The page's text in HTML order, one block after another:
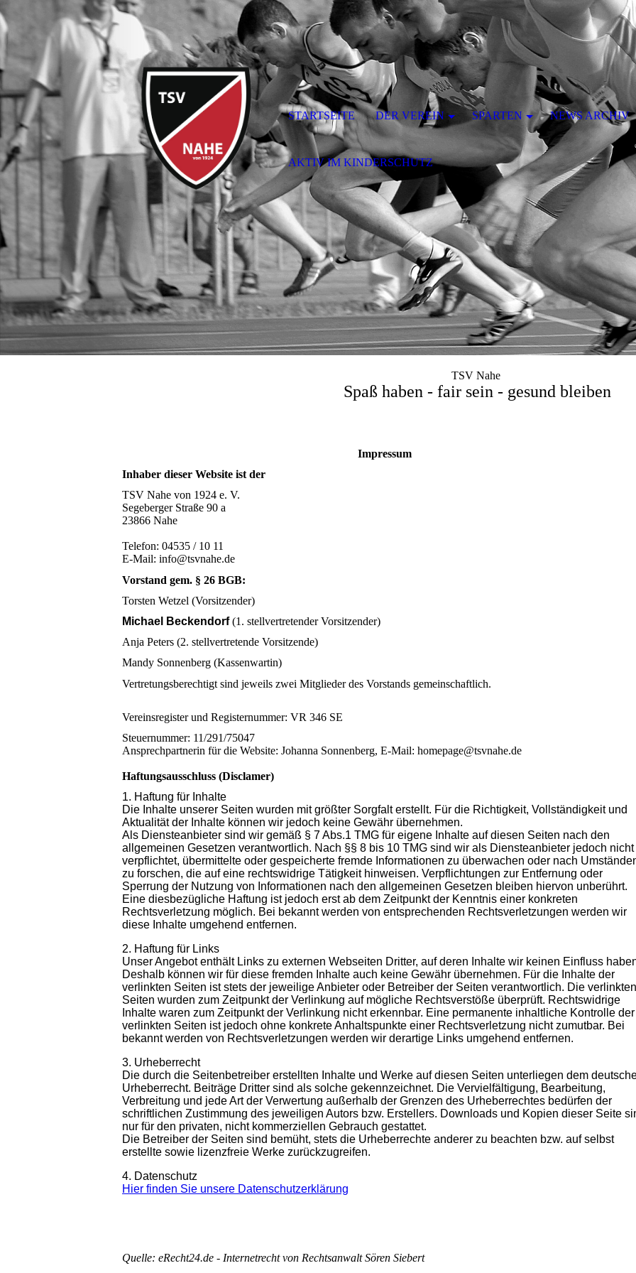
TSV Nahe
Spaß haben - fair sein - gesund bleiben
Impressum
Inhaber dieser Website ist der
TSV Nahe von 1924 e. V.
Segeberger Straße 90 a
23866 Nahe
Telefon: 04535 / 10 11
E-Mail: info@tsvnahe.de
Vorstand gem. § 26 BGB:
Torsten Wetzel (Vorsitzender)
Michael Beckendorf(1. stellvertretender Vorsitzender)
Anja Peters (2. stellvertretende Vorsitzende)
Mandy Sonnenberg (Kassenwartin)
Vertretungsberechtigt sind jeweils zwei Mitglieder des Vorstands gemeinschaftlich.
Vereinsregister und Registernummer: VR 346 SE
Steuernummer: 11/291/75047
Ansprechpartnerin für die Website: Johanna Sonnenberg, E-Mail: homepage@tsvnahe.de
Haftungsausschluss (Disclamer)
1. Haftung für Inhalte
Die Inhalte unserer Seiten wurden mit größter Sorgfalt erstellt. Für die Richtigkeit, Vollständigkeit und
Aktualität der Inhalte können wir jedoch keine Gewähr übernehmen.
Als Diensteanbieter sind wir gemäß § 7 Abs.1 TMG für eigene Inhalte auf diesen Seiten nach den
allgemeinen Gesetzen verantwortlich. Nach §§ 8 bis 10 TMG sind wir als Diensteanbieter jedoch nicht
verpflichtet, übermittelte oder gespeicherte fremde Informationen zu überwachen oder nach
zu forschen, die auf eine rechtswidrige Tätigkeit hinweisen. Verpflichtungen zur Entfernung oder
Sperrung der Nutzung von Informationen nach den allgemeinen Gesetzen bleiben hiervon unberührt.
Eine diesbezügliche Haftung ist jedoch erst ab dem Zeitpunkt der Kenntnis einer konkreten
Rechtsverletzung möglich. Bei bekannt werden von entsprechenden Rechtsverletzungen werden wir
diese Inhalte umgehend entfernen.
2. Haftung für Links
Unser Angebot enthält Links zu externen Webseiten Dritter, auf deren Inhalte wir keinen Einfluss
Deshalb können wir für diese fremden Inhalte auch keine Gewähr übernehmen. Für die Inhalte der
verlinkten Seiten ist stets der jeweilige Anbieter oder Betreiber der Seiten verantwortlich. Die verlinkten
Seiten wurden zum Zeitpunkt der Verlinkung auf mögliche Rechtsverstöße überprüft. Rechtswidrige
Inhalte waren zum Zeitpunkt der Verlinkung nicht erkennbar. Eine permanente inhaltliche Kontrolle der
verlinkten Seiten ist jedoch ohne konkrete Anhaltspunkte einer Rechtsverletzung nicht zumutbar. Bei
bekannt werden von Rechtsverletzungen werden wir derartige Links umgehend entfernen.
3. Urheberrecht
Die durch die Seitenbetreiber erstellten Inhalte und Werke auf diesen Seiten unterliegen dem
Urheberrecht. Beiträge Dritter sind als solche gekennzeichnet. Die Vervielfältigung, Bearbeitung,
Verbreitung und jede Art der Verwertung außerhalb der Grenzen des Urheberrechtes bedürfen der
schriftlichen Zustimmung des jeweiligen Autors bzw. Erstellers. Downloads und Kopien dieser Seite
nur für den privaten, nicht kommerziellen Gebrauch gestattet.
Die Betreiber der Seiten sind bemüht, stets die Urheberrechte anderer zu beachten bzw. auf selbst
erstellte sowie lizenzfreie Werke zurückzugreifen.
4. Datenschutz
Hier finden Sie unsere Datenschutzerklärung
Quelle: eRecht24.de - Internetrecht von Rechtsanwalt Sören Siebert
STARTSEITE DER VEREIN SPARTEN NEWS ARCHIV
AKTIV IM KINDERSCHUTZ